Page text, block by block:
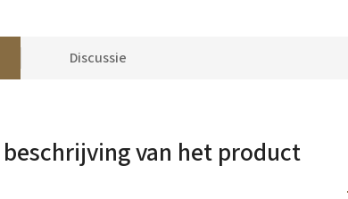
Discussie
van het product